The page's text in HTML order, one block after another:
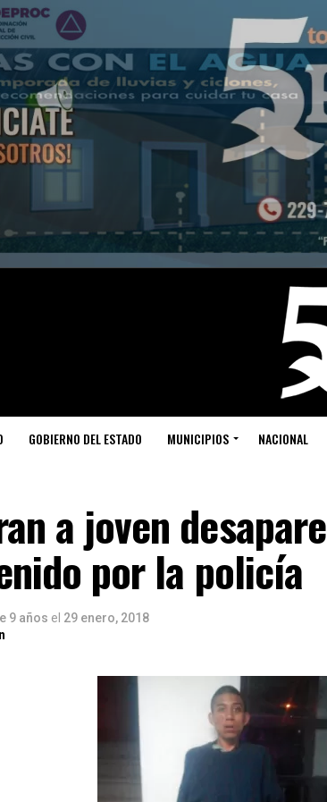
GOBIERNO DEL ESTADO MUNICIPIOS NACIONAL
a joven
por la policía
9 años el 29 enero, 2018